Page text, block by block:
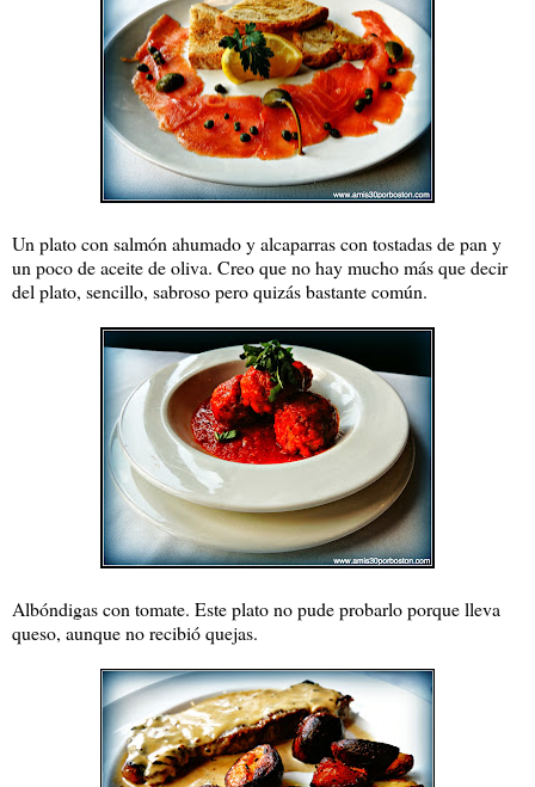
Un plato con salmón ahumado y alcaparras con tostadas de pan y
un poco de aceite de oliva. Creo que no hay mucho más que decir
del plato, sencillo, sabroso pero quizás bastante común.
Albóndigas con tomate. Este plato no pude probarlo porque lleva
queso, aunque no recibió quejas.